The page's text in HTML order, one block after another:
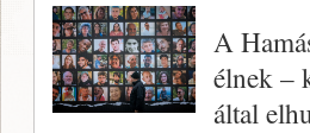
A
élnek –
által